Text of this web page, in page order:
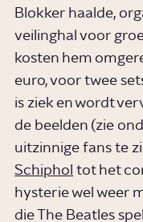
Blokker haalde,
veilinghal voor
kosten hem
euro, voor twee
is ziek en wordt
de beelden (zie
uitzinnige fans te
Schiphol tot het
hysterie wel weer
die The Beatles